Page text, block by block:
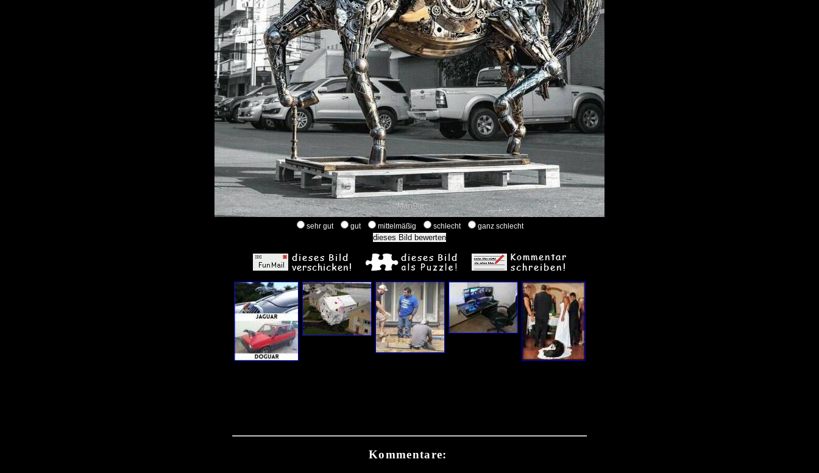
sehr gut gut mittelmäßig schlecht ganz schlecht
Kommentare: